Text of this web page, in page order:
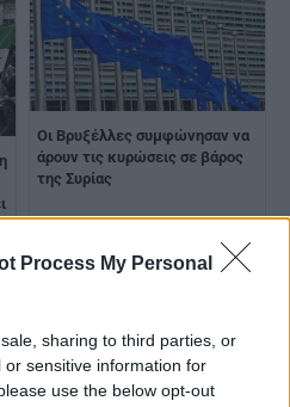
Process My Personal
sharing to third parties, or
sensitive information for
use the below opt-out
Οι Βρυξέλλες συμφώνησαν να
άρουν τις κυρώσεις σε βάρος
της Συρίας